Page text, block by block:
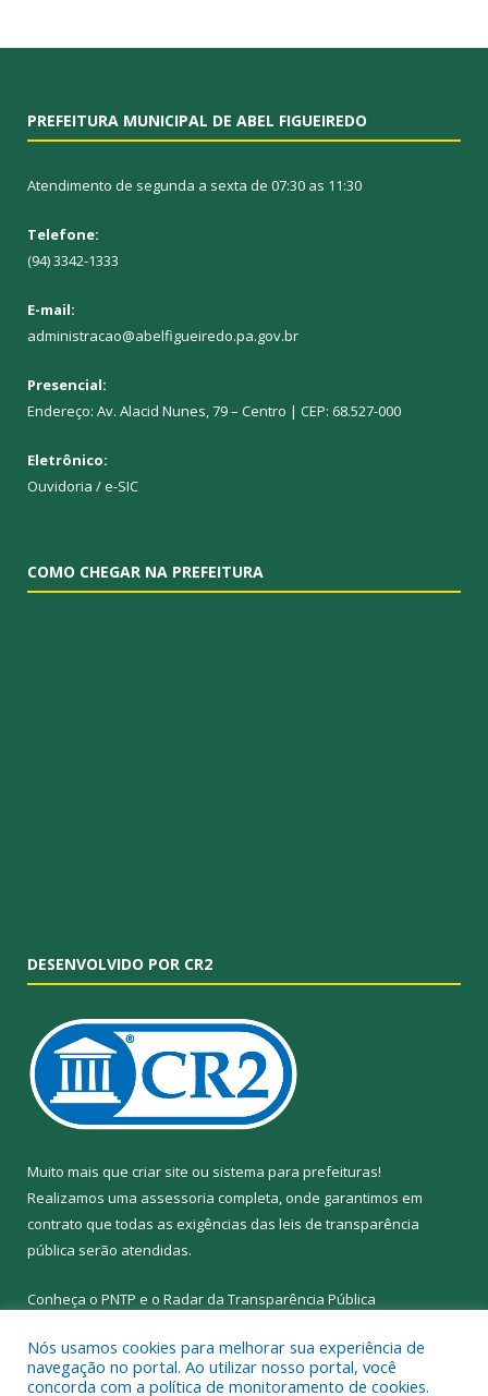
PREFEITURA MUNICIPAL DE ABEL FIGUEIREDO
Atendimento de segunda a sexta de 07:30 as 11:30
Telefone:
(94) 3342-1333
E-mail:
administracao@abelfigueiredo.pa.gov.br
Presencial:
Endereço: Av. Alacid Nunes, 79 – Centro | CEP: 68.527-000
Eletrônico:
Ouvidoria /e-SIC
COMO CHEGAR NA PREFEITURA
DESENVOLVIDO POR CR2
Muito mais que criar site ou sistema para prefeituras!
Realizamos uma assessoria completa, onde garantimos em
contrato que todas as exigências das leis de transparência
pública serão atendidas.
Conheça o PNTP e o Radar da Transparência Pública
Nós usamos cookies para melhorar sua experiência de
navegação no portal. Ao utilizar nosso portal, você
concorda com a política de monitoramento de cookies.